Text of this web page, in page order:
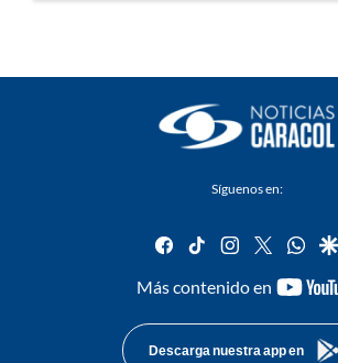
Síguenos en:
facebook
tiktok instagram
twitter
Más contenido en
Descarga nuestra app en